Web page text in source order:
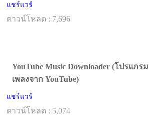
แชร์แวร์
ดาวน์โหลด : 7,696
YouTube Music Downloader (โปรแก
เพลงจาก YouTube)
แชร์แวร์
ดาวน์โหลด : 5,074